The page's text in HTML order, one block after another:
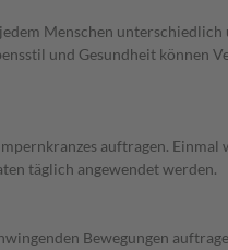
Menschen
und Gesundheit können
auftragen.
täglich angewendet werden.
Bewegungen